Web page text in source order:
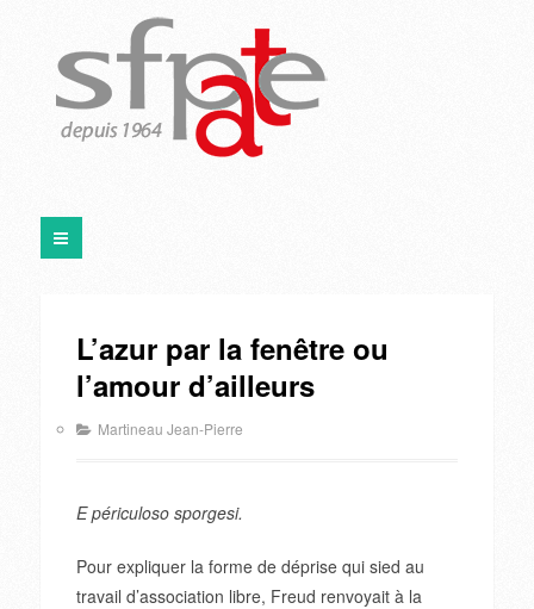
L’azur par la fenêtre ou
l’amour d’ailleurs
Martineau Jean-Pierre
E périculoso sporgesi.
Pour expliquer la forme de déprise qui sied au
travail d’association libre, Freud renvoyait à la